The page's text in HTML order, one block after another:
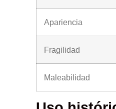
Apariencia
Fragilidad
Maleabilidad